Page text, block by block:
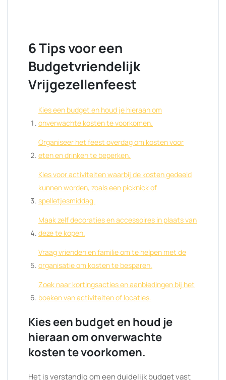
6 Tips voor een
Budgetvriendelijk
Vrijgezellenfeest
Kies een budget en houd je hieraan om
onverwachte kosten te voorkomen.
Organiseer het feest overdag om kosten voor
eten en drinken te beperken.
Kies voor activiteiten waarbij de kosten gedeeld
kunnen worden, zoals een picknick of
spelletjesmiddag.
Maak zelf decoraties en accessoires in plaats van
deze te kopen.
Vraag vrienden en familie om te helpen met de
organisatie om kosten te besparen.
Zoek naar kortingsacties en aanbiedingen bij het
boeken van activiteiten of locaties.
Kies een budget en houd je
hieraan om onverwachte
kosten te voorkomen.
Het is verstandig om een duidelijk budget vast